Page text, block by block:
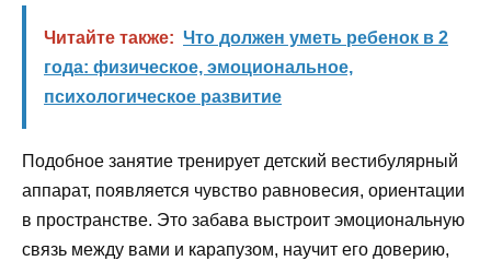
Читайте также: Что должен уметь ребенок в 2
года: физическое, эмоциональное,
психологическое развитие
Подобное занятие тренирует детский вестибулярный
аппарат, появляется чувство равновесия, ориентации
в пространстве. Это забава выстроит эмоциональную
связь между вами и карапузом, научит его доверию,